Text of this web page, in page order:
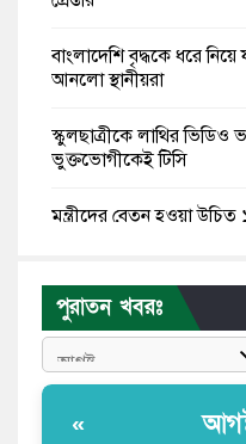
বাংলাদেশি বৃদ্ধকে ধরে
আনলো স্থানীয়রা
স্কুলছাত্রীকে লাথির
ভুক্তভোগীকেই টিসি
মন্ত্রীদের বেতন হওয়া
রাষ্ট্রপতি পদে প্রস্তাব
ফখরুল
আধা কিলোমিটারের কাজ
পুরাতন খবরঃ
«